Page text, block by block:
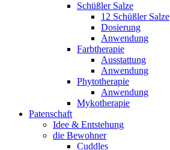
Schüßler Salze
12 Schüßler Salze
Dosierung
Anwendung
Farbtherapie
Ausstattung
Anwendung
Phytotherapie
Anwendung
Mykotherapie
Patenschaft
Idee & Entstehung
die Bewohner
Cuddles